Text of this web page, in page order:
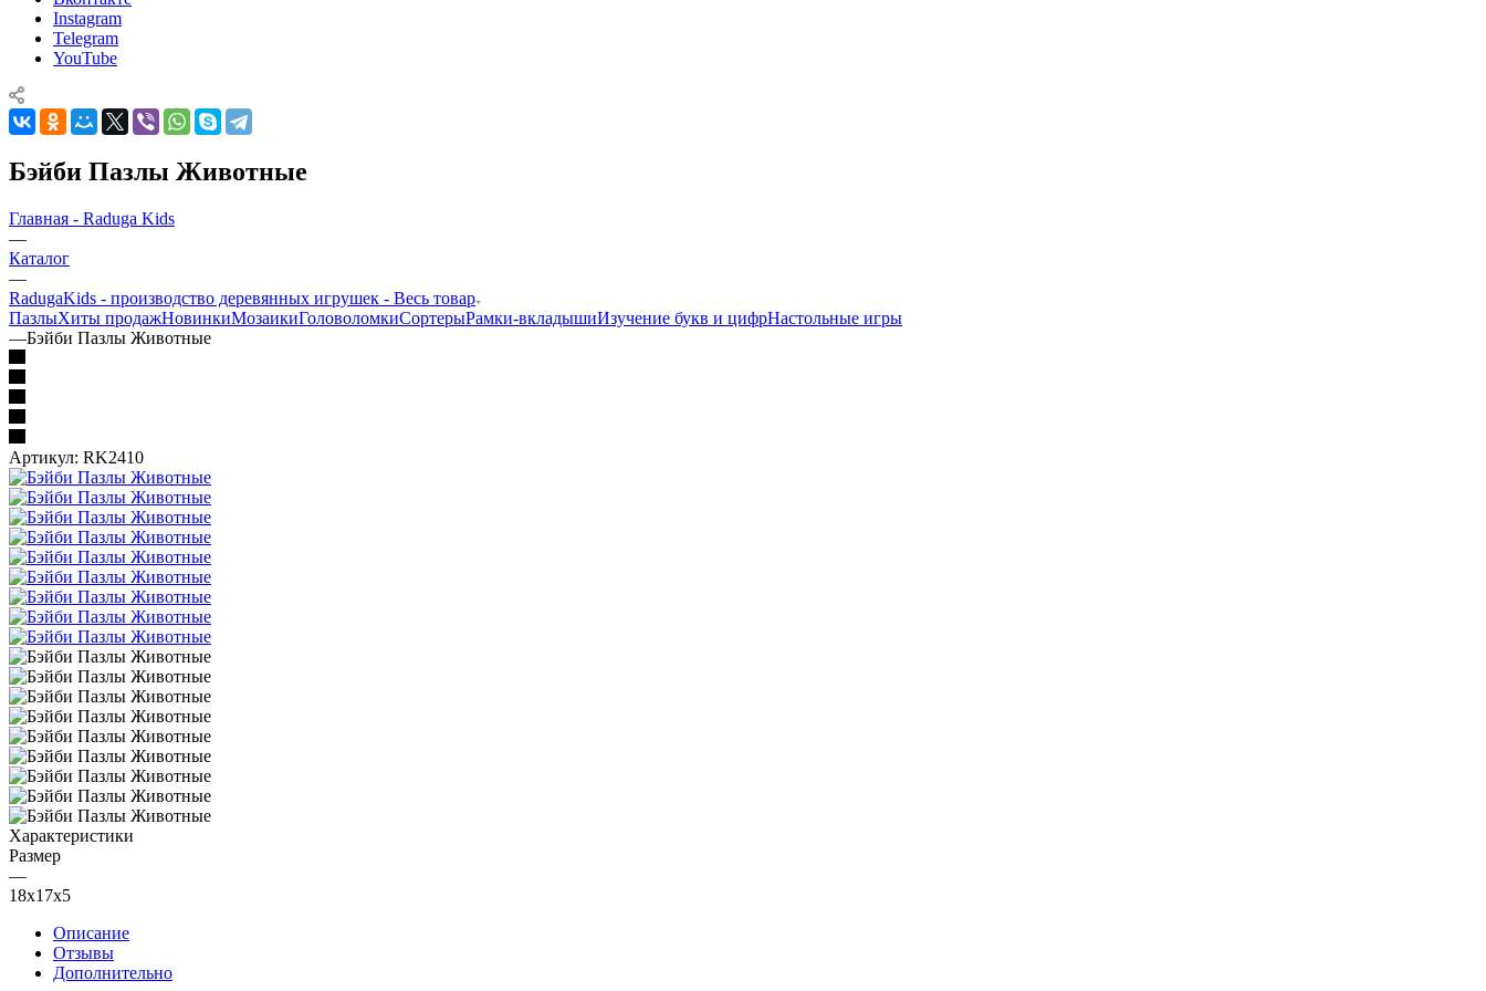
Instagram
Telegram
YouTube
Бэйби Пазлы Животные
Главная - Raduga Kids
—
Каталог
—
RadugaKids - производство деревянных игрушек - Весь товар
ПазлыХиты продажНовинкиМозаикиГоловоломкиСортерыРамки-вкладышиИзучение букв и цифрНастольные игры
—Бэйби Пазлы Животные
Артикул: RK2410
Характеристики
Размер
—
18х17х5
Описание
Отзывы
Дополнительно